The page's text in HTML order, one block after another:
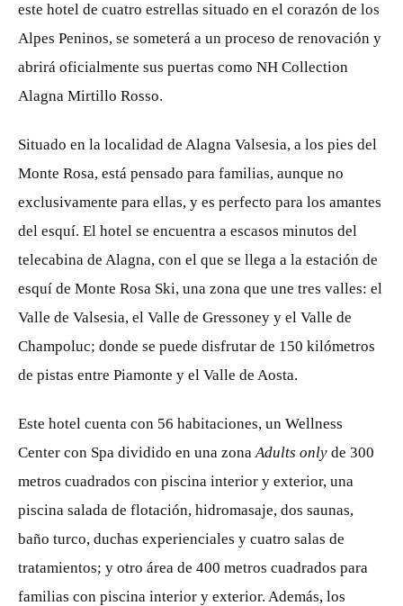
este hotel de cuatro estrellas situado en el corazón de los
Alpes Peninos, se someterá a un proceso de renovación y
abrirá oficialmente sus puertas como NH Collection
Alagna Mirtillo Rosso.
Situado en la localidad de Alagna Valsesia, a los pies del
Monte Rosa, está pensado para familias, aunque no
exclusivamente para ellas, y es perfecto para los amantes
del esquí. El hotel se encuentra a escasos minutos del
telecabina de Alagna, con el que se llega a la estación de
esquí de Monte Rosa Ski, una zona que une tres valles: el
Valle de Valsesia, el Valle de Gressoney y el Valle de
Champoluc; donde se puede disfrutar de 150 kilómetros
de pistas entre Piamonte y el Valle de Aosta.
Este hotel cuenta con 56 habitaciones, un Wellness
Center con Spa dividido en una zonaAdults only de 300
metros cuadrados con piscina interior y exterior, una
piscina salada de flotación, hidromasaje, dos saunas,
baño turco, duchas experienciales y cuatro salas de
tratamientos; y otro área de 400 metros cuadrados para
familias con piscina interior y exterior. Además, los